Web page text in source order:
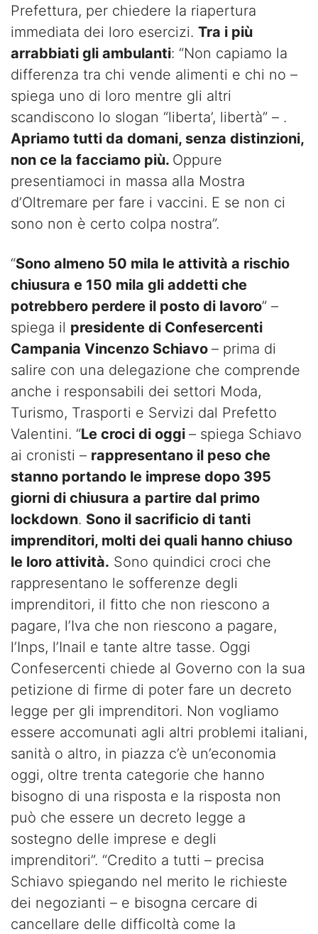
Prefettura, per chiedere la riapertura
immediata dei loro esercizi. Tra i più
arrabbiati gli ambulanti: “Non capiamo la
differenza tra chi vende alimenti e chi no –
spiega uno di loro mentre gli altri
scandiscono lo slogan “liberta’, libertà” – .
Apriamo tutti da domani, senza distinzioni,
non ce la facciamo più. Oppure
presentiamoci in massa alla Mostra
d’Oltremare per fare i vaccini. E se non ci
sono non è certo colpa nostra”.
“Sono almeno 50 mila le attività a rischio
chiusura e 150 mila gli addetti che
potrebbero perdere il posto di lavoro” –
spiega il presidente di Confesercenti
Campania Vincenzo Schiavo – prima di
salire con una delegazione che comprende
anche i responsabili dei settori Moda,
Turismo, Trasporti e Servizi dal Prefetto
Valentini. “Le croci di oggi – spiega Schiavo
ai cronisti – rappresentano il peso che
stanno portando le imprese dopo 395
giorni di chiusura a partire dal primo
lockdown. Sono il sacrificio di tanti
imprenditori, molti dei quali hanno chiuso
le loro attività. Sono quindici croci che
rappresentano le sofferenze degli
imprenditori, il fitto che non riescono a
pagare, l’Iva che non riescono a pagare,
l’Inps, l’Inail e tante altre tasse. Oggi
Confesercenti chiede al Governo con la sua
petizione di firme di poter fare un decreto
legge per gli imprenditori. Non vogliamo
essere accomunati agli altri problemi italiani,
sanità o altro, in piazza c’è un’economia
oggi, oltre trenta categorie che hanno
bisogno di una risposta e la risposta non
può che essere un decreto legge a
sostegno delle imprese e degli
imprenditori”. “Credito a tutti – precisa
Schiavo spiegando nel merito le richieste
dei negozianti – e bisogna cercare di
cancellare delle difficoltà come la